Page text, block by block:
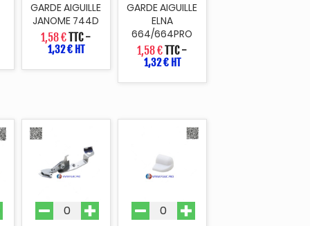
GARDE AIGUILLE
JANOME 744D
1,58 €TTC-
1,32 € HT
GARDE AIGUILLE
ELNA
664/664PRO
1,58 €TTC-
1,32 € HT